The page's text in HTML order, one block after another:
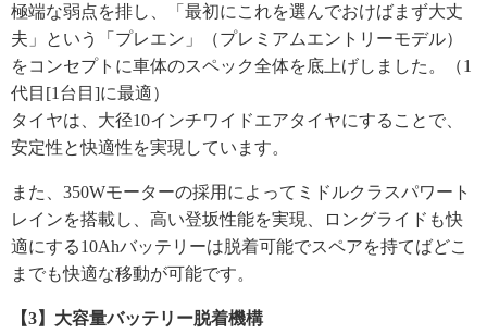
極端な弱点を排し、「最初にこれを選んでおけばまず大丈
夫」という「プレエン」（プレミアムエントリーモデル）
をコンセプトに車体のスペック全体を底上げしました。（1
代目[1台目]に最適）
タイヤは、大径10インチワイドエアタイヤにすることで、
安定性と快適性を実現しています。
また、350Wモーターの採用によってミドルクラスパワート
レインを搭載し、高い登坂性能を実現、ロングライドも快
適にする10Ahバッテリーは脱着可能でスペアを持てばどこ
までも快適な移動が可能です。
【3】大容量バッテリー脱着機構